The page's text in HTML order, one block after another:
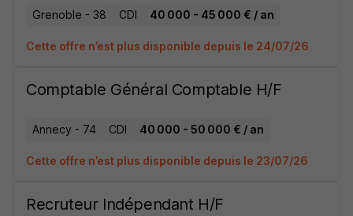
Grenoble - 38 CDI 40 000 - 45 000 € / an
Cette offre n’est plus disponible depuis le 24/07/26
Comptable Général Comptable H/F
Annecy - 74 CDI 40 000 - 50 000 € / an
Cette offre n’est plus disponible depuis le 23/07/26
Recruteur Indépendant H/F